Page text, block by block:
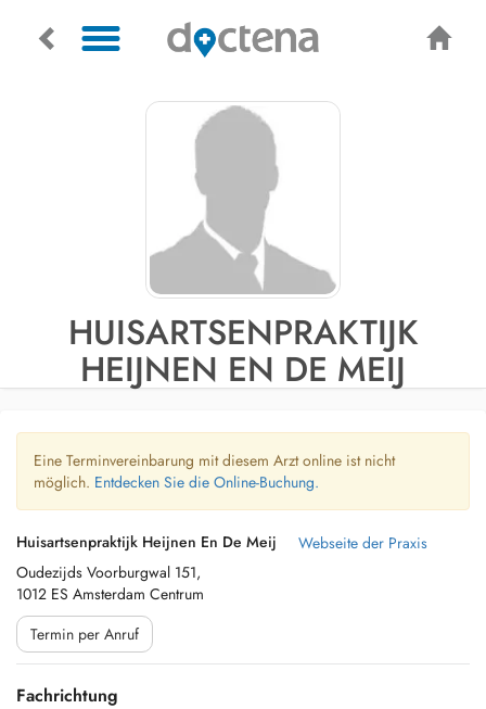
HUISARTSENPRAKTIJK
HEIJNEN EN DE MEIJ
Eine Terminvereinbarung mit diesem Arzt online ist nicht
möglich. Entdecken Sie die Online-Buchung.
Huisartsenpraktijk Heijnen En De Meij
Oudezijds Voorburgwal 151,
1012 ES Amsterdam Centrum
Webseite der Praxis
Termin per Anruf
Fachrichtung